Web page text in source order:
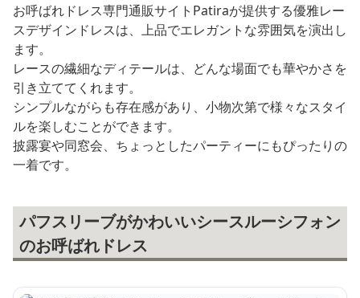
お呼ばれドレス専門通販サイトPatiraが提供する優雅レー
スデザインドレスは、上品でエレガントな雰囲気を演出し
ます。
レースの繊細なディテールは、どんな場面でも華やかさを
引き立ててくれます。
シンプルながらも存在感があり、小物次第で様々なスタイ
ルを楽しむことができます。
披露宴や同窓会、ちょっとしたパーティーにもぴったりの
一着です。
パフスリーブがかわいいシースルーシフォン
のお呼ばれドレス